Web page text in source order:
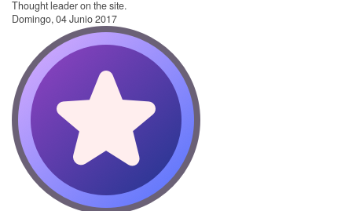
Thought leader on the site.
Domingo, 04 Junio 2017